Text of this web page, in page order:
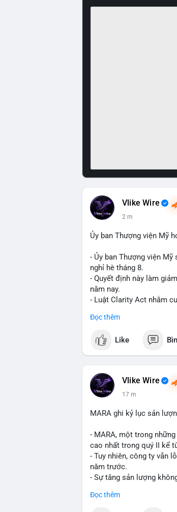
Vlike Wire
2 m
Ủy ban Thượng viện Mỹ
- Ủy ban Thượng viện
nghỉ hè tháng 8.
- Quyết định này làm
năm nay.
- Luật Clarity Act nhằm
- Sự trì hoãn có thể ảnh
$btc $eth
#vlikevn
📰 Nguồn: CoinDesk
Đọc thêm
Like
Vlike Wire
17 m
MARA ghi kỷ lục sản
- MARA, một trong
cao nhất trong quý II kể
- Tuy nhiên, công ty vẫn
năm trước.
- Sự tăng sản lượng
Đọc thêm